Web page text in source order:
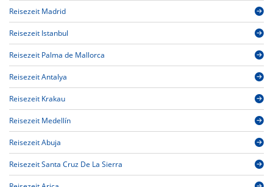
Reisezeit Madrid
Reisezeit Istanbul
Reisezeit Palma de Mallorca
Reisezeit Antalya
Reisezeit Krakau
Reisezeit Medellín
Reisezeit Abuja
Reisezeit Santa Cruz De La Sierra